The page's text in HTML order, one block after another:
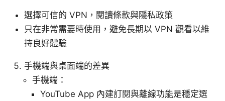
選擇可信的 VPN，閱讀條款與隱私政策
只在非常需要時使用，避免長期以 VPN 觀看以維
持良好體驗
手機端與桌面端的差異
手機端：
YouTube App 內建訂閱與離線功能是穩定選